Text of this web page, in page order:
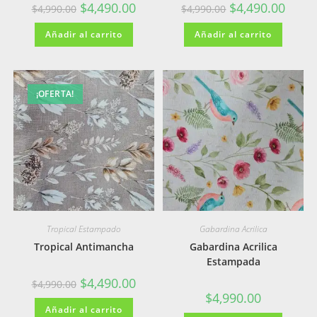
$4,990.00 El
precio
original
era:
$4,990.00.
$4,490.00El
precio
Añadir al carrito
$4,990.00 El
precio
original
era:
$4,990.00.
$4,490.00El
Añadir al carrito
¡OFERTA!
Tropical Estampado
Tropical Antimancha
$4,990.00 El
precio
original
era:
$4,490.00El
precio
Añadir al carrito
Gabardina Acrilica
Gabardina Acrilica
Estampada
$4,990.00